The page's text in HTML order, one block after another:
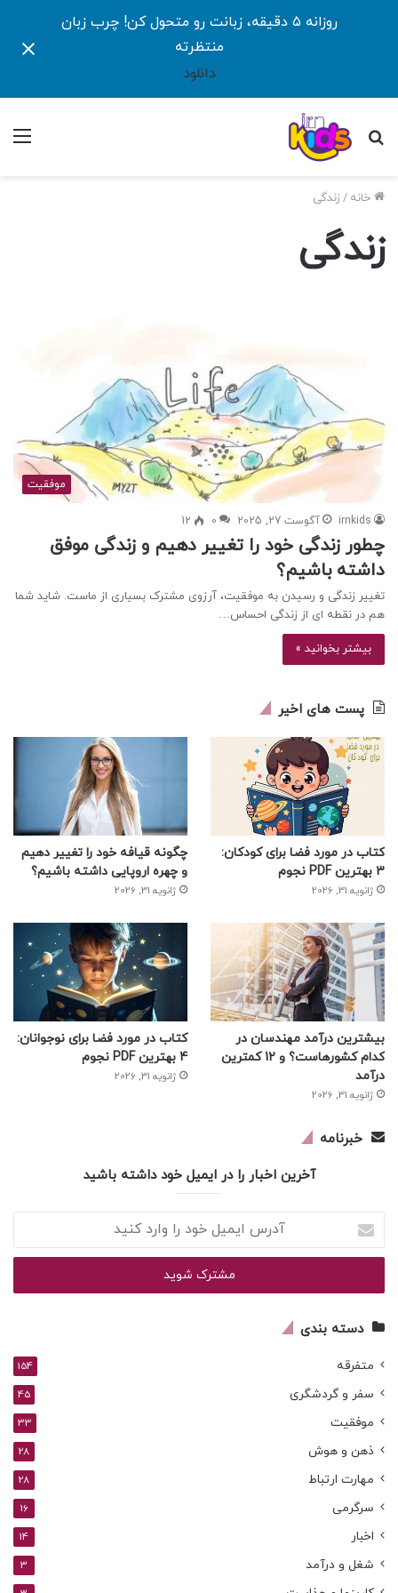
روزانه ۵ دقیقه، زبانت رو متحول کن! چرب زبان
منتظرته
دانلود
جستجو
خانه / زندگی
زندگی
موفقیت
irnkids آگوست 27, 2025 0
12
چطور زندگی خود را تغییر دهیم و زندگی موفق
داشته باشیم؟
تغییر زندگی و رسیدن به موفقیت، آرزوی مشترک بسیاری از ماست. شاید شما
هم در نقطه ای از زندگی احساس…
بیشتر بخوانید »
پست های اخیر
کتاب در مورد فضا برای کودکان:
3 بهترین PDF نجوم
ژانویه 31, 2026
چگونه قیافه خود را تغییر دهیم
و چهره اروپایی داشته باشیم؟
ژانویه 31, 2026
بیشترین درآمد مهندسان در
کدام کشورهاست؟ و 12 کمترین
درآمد
ژانویه 31, 2026
کتاب در مورد فضا برای نوجوانان:
4 بهترین PDF نجوم
ژانویه 31, 2026
خبرنامه
آخرین اخبار را در ایمیل خود داشته باشید
ایمیل
خود
وارد
دسته بندی
متفرقه 154
سفر و گردشگری 45
موفقیت 33
ذهن و هوش 28
مهارت ارتباط 28
سرگرمی 16
اخبار 14
شغل و درآمد 3